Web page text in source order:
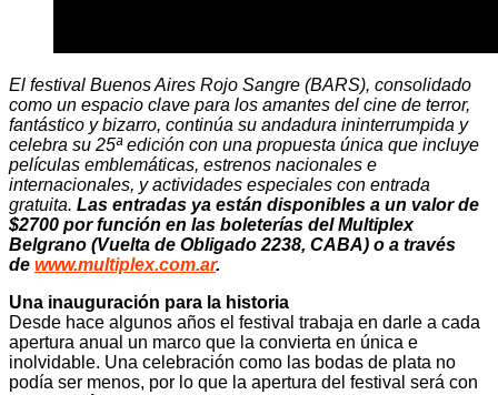
El festival Buenos Aires Rojo Sangre (BARS), consolidado
como un espacio clave para los amantes del cine de terror,
fantástico y bizarro, continúa su andadura ininterrumpida y
celebra su 25ª edición con una propuesta única que incluye
películas emblemáticas, estrenos nacionales e
internacionales, y actividades especiales con entrada
gratuita. Las entradas ya están disponibles a un valor de
$2700 por función en las boleterías del Multiplex
Belgrano (Vuelta de Obligado 2238, CABA) o a través
de www.multiplex.com.ar.
Una inauguración para la historia
Desde hace algunos años el festival trabaja en darle a cada
apertura anual un marco que la convierta en única e
inolvidable. Una celebración como las bodas de plata no
podía ser menos, por lo que la apertura del festival será con